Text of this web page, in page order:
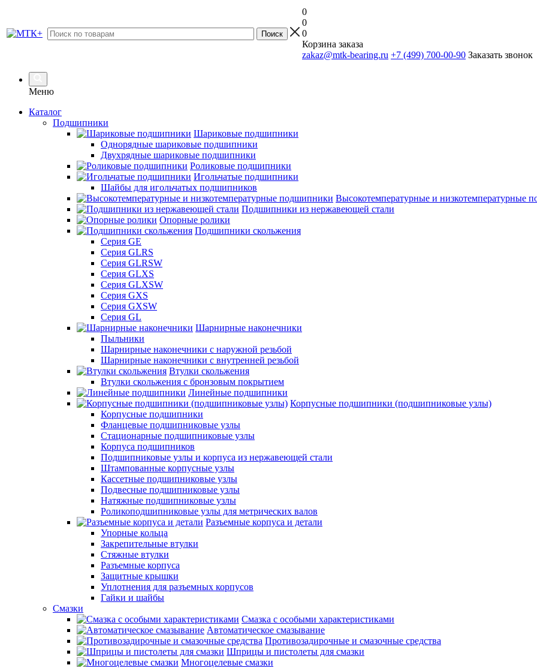
0
0
0
Корзина заказа
zakaz@mtk-bearing.ru +7 (499) 700-00-90 Заказать звонок
Меню
Каталог
Подшипники
Шариковые подшипники
Однорядные шариковые подшипники
Двухрядные шариковые подшипники
Роликовые подшипники
Игольчатые подшипники
Шайбы для игольчатых подшипников
Высокотемпературные и низкотемпературные
Подшипники из нержавеющей стали
Опорные ролики
Подшипники скольжения
Серия GE
Серия GLRS
Серия GLRSW
Серия GLXS
Серия GLXSW
Серия GXS
Серия GXSW
Серия GL
Шарнирные наконечники
Пыльники
Шарнирные наконечники с наружной резьбой
Шарнирные наконечники с внутренней резьбой
Втулки скольжения
Втулки скольжения с бронзовым покрытием
Линейные подшипники
Корпусные подшипники (подшипниковые узлы)
Корпусные подшипники
Фланцевые подшипниковые узлы
Стационарные подшипниковые узлы
Корпуса подшипников
Подшипниковые узлы и корпуса из нержавеющей стали
Штампованные корпусные узлы
Кассетные подшипниковые узлы
Подвесные подшипниковые узлы
Натяжные подшипниковые узлы
Роликоподшипниковые узлы для метрических валов
Разъемные корпуса и детали
Упорные кольца
Закрепительные втулки
Стяжные втулки
Разъемные корпуса
Защитные крышки
Уплотнения для разъемных корпусов
Гайки и шайбы
Смазки
Смазка с особыми характеристиками
Автоматическое смазывание
Противозадирочные и смазочные средства
Шприцы и пистолеты для смазки
Многоцелевые смазки